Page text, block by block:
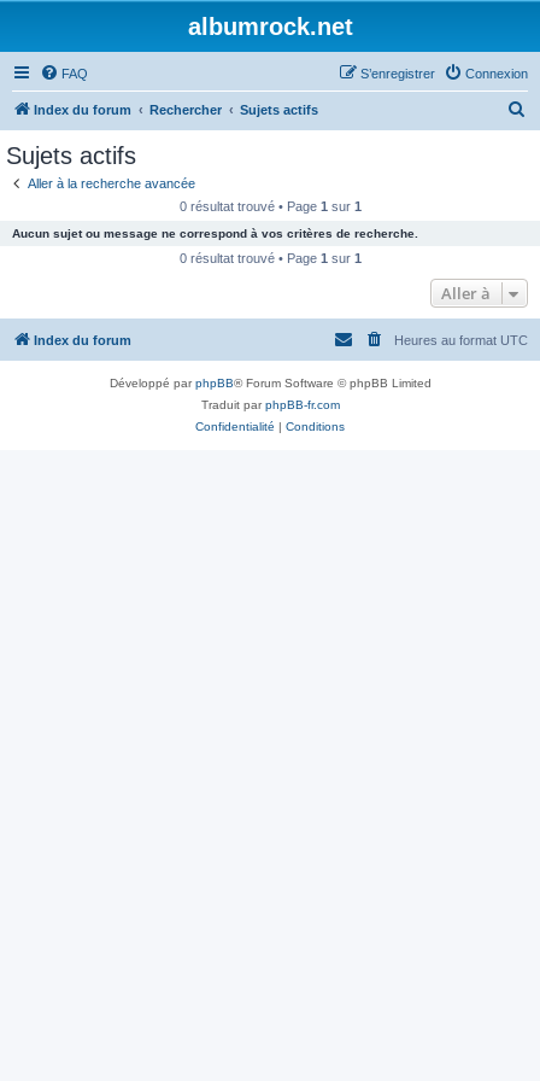
albumrock.net
FAQ Connexion
S’enregistrer
Index du forum Rechercher Sujets actifs
c
e
Sujets actifs
Aller à la recherche avancée
0 résultat trouvé • Page 1 sur 1
Aucun sujet ou message ne correspond à vos critères de recherche.
0 résultat trouvé • Page 1 sur 1
Aller à
Index du forum Heures au format UTC
Développé parphpBB® Forum Software © phpBB Limited
Traduit parphpBB-fr.com
Confidentialité | Conditions